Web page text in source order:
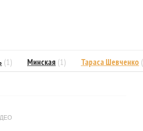
(1) Минская (1) Тараса Шевченко